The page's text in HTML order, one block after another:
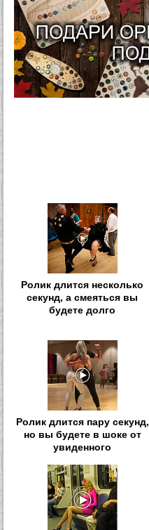
Ролик длится несколько
секунд, а смеяться вы
будете долго
Ролик длится пару секунд,
но вы будете в шоке от
увиденного